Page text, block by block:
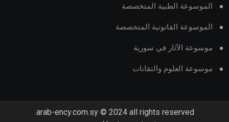
الموسوعة الطبية المتخصصة
الموسوعة القانونية المتخصصة
موسوعة الآثار في سورية
موسوعة العلوم والتقانات
arab-ency.com.sy © 2024 all rights reserved.